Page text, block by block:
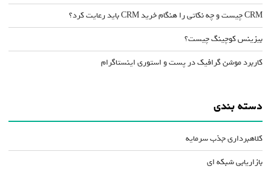
CRM چیست و چه نکاتی را هنگام خرید CRM باید رعایت کرد؟
بیزینس کوچینگ چیست؟
کاربرد موشن گرافیک در پست و استوری اینستاگرام
دسته بندی
کلاهبرداری جذب سرمایه
بازاریابی شبکه ای